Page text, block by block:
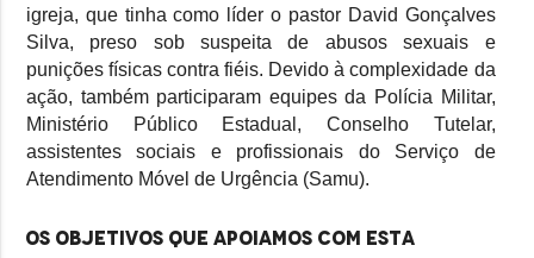
igreja, que tinha como líder o pastor David Gonçalves
Silva, preso sob suspeita de abusos sexuais e
punições físicas contra fiéis. Devido à complexidade da
ação, também participaram equipes da Polícia Militar,
Ministério Público Estadual, Conselho Tutelar,
assistentes sociais e profissionais do Serviço de
Atendimento Móvel de Urgência (Samu).
Os objetivos que apoiamos com esta